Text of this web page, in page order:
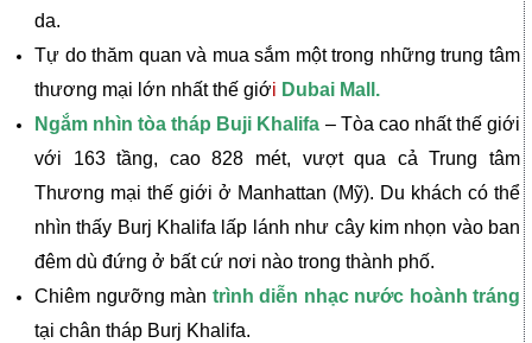
da.
Tự do thăm quan và mua sắm một trong những trung tâm
thương mại lớn nhất thế giới Dubai Mall.
Ngắm nhìn tòa tháp Buji Khalifa – Tòa cao nhất thế giới
với 163 tầng, cao 828 mét, vượt qua cả Trung tâm
Thương mại thế giới ở Manhattan (Mỹ). Du khách có thể
nhìn thấy Burj Khalifa lấp lánh như cây kim nhọn vào ban
đêm dù đứng ở bất cứ nơi nào trong thành phố.
Chiêm ngưỡng màn trình diễn nhạc nước hoành tráng
tại chân tháp Burj Khalifa.